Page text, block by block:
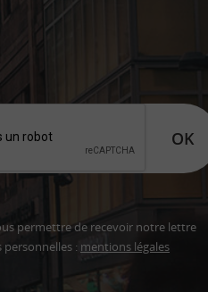
OK
permettre de recevoir notre lettre
: mentions légales